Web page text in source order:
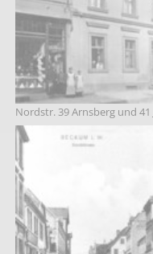
Nordstr. 39 Arnsberg und 41